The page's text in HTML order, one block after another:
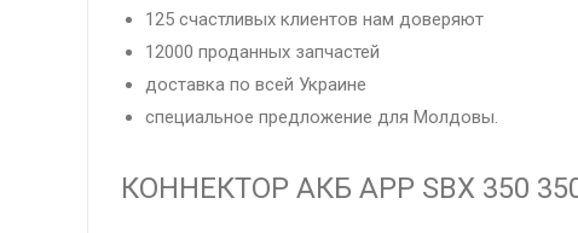
125 счастливых клиентов нам доверяют
12000 проданных запчастей
доставка по всей Украине
специальное предложение для Молдовы.
КОННЕКТОР АКБ APP SBX 350